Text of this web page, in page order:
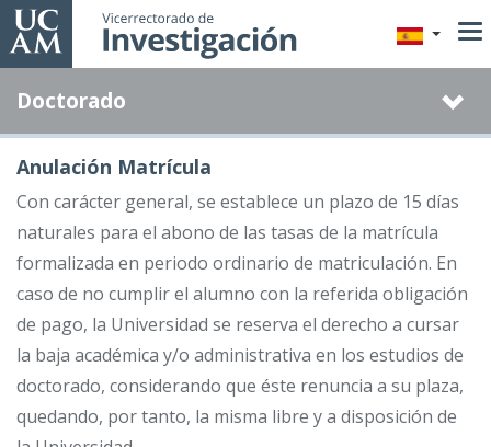
Pasar
al
principal
Doctorado
Anulación Matrícula
Con carácter general, se establece un plazo de 15 días
naturales para el abono de las tasas de la matrícula
formalizada en periodo ordinario de matriculación. En
caso de no cumplir el alumno con la referida obligación
de pago, la Universidad se reserva el derecho a cursar
la baja académica y/o administrativa en los estudios de
doctorado, considerando que éste renuncia a su plaza,
quedando, por tanto, la misma libre y a disposición de